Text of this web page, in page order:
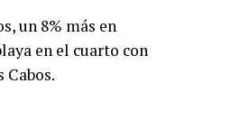
un 8% más en
en el cuarto con